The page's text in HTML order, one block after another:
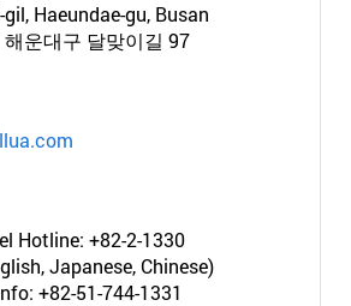
Haeundae-gu, Busan
운대구 달맞이길 97
Hotline: +82-2-1330
Japanese, Chinese)
+82-51-744-1331